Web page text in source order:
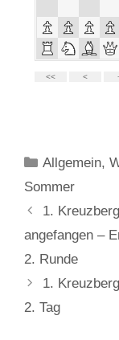
Kategorien
Allgemein,
Sommer
1.
angefangen –
2. Runde
1.
2. Tag